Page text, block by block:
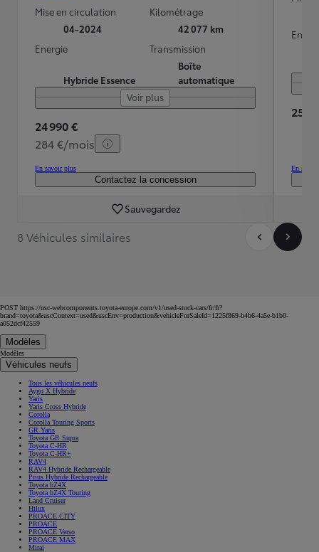
Mise en circulation
04-2024
Kilométrage
42 077 km
Energie
Hybride Essence
Transmission
Boîte
automatique
Voir plus
24 990 €
284 €/mois
En savoir plus
Contactez la concession
Sauvegardez
25
En
8 Véhicules similaires
POST https://usc-webcomponents.toyota-europe.com/v1/used-stock-cars/fr/fr?
brand=toyota&uscContext=used&uscEnv=production&vehicleForSaleId=1225f869-b4b6-4a5e-b1b0-
a052dcf42559
Modèles
Modèles
Véhicules neufs
Tous les véhicules neufs
Aygo X Hybride
Yaris
Yaris Cross Hybride
Corolla
Corolla Touring Sports
GR Yaris
Toyota GR Supra
Toyota C-HR
Toyota C-HR+
RAV4
RAV4 Hybride Rechargeable
Prius Hybride Rechargeable
Toyota bZ4X
Toyota bZ4X Touring
Land Cruiser
Hilux
PROACE CITY
PROACE
PROACE Verso
PROACE MAX
Mirai